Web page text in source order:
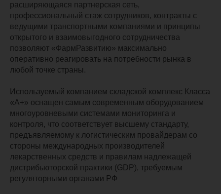
расширяющаяся партнерская сеть,
профессиональный стаж сотрудников, контракты с
ведущими транспортными компаниями и принципы
открытого и взаимовыгодного сотрудничества
позволяют «ФармРазвитию» максимально
оперативно реагировать на потребности рынка в
любой точке страны.
Используемый компанием складской комплекс Класса
«А+» оснащен самым современным оборудованием
многоуровневыми системами мониторинга и
контроля, что соответствует высшему стандарту,
предъявляемому к логистическим провайдерам со
стороны международных производителей
лекарственных средств и правилам надлежащей
дистрибьюторской практики (GDP), требуемым
регуляторными органами РФ